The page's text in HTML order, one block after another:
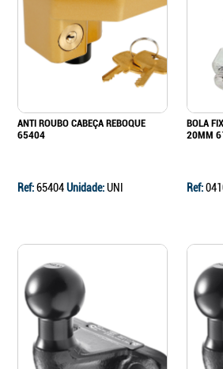
ANTI ROUBO CABEÇA REBOQUE
65404
Ref:65404Unidade:UNI
BOLA
20MM
Ref: